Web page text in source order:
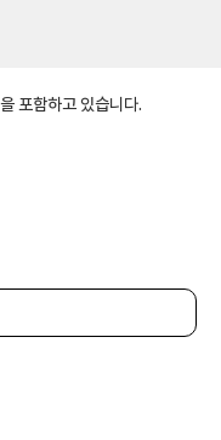
포함하고 있습니다.